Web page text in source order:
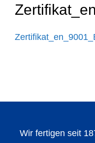
Wir fertigen seit